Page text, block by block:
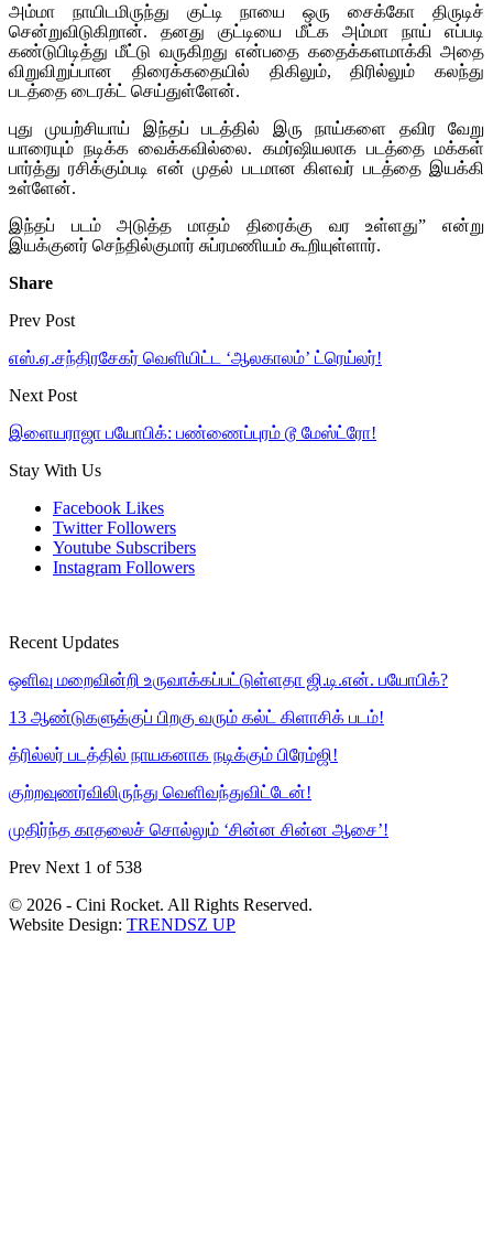
அம்மா நாயிடமிருந்து குட்டி நாயை ஒரு சைக்கோ திருடிச்
சென்றுவிடுகிறான். தனது குட்டியை மீட்க அம்மா நாய் எப்படி
கண்டுபிடித்து மீட்டு வருகிறது என்பதை கதைக்களமாக்கி அதை
விறுவிறுப்பான திரைக்கதையில் திகிலும், திரில்லும் கலந்து
படத்தை டைரக்ட் செய்துள்ளேன்.
புது முயற்சியாய் இந்தப் படத்தில் இரு நாய்களை தவிர வேறு
யாரையும் நடிக்க வைக்கவில்லை. கமர்ஷியலாக படத்தை மக்கள்
பார்த்து ரசிக்கும்படி என் முதல் படமான கிளவர் படத்தை இயக்கி
உள்ளேன்.
இந்தப் படம் அடுத்த மாதம் திரைக்கு வர உள்ளது” என்று
இயக்குனர் செந்தில்குமார் சுப்ரமணியம் கூறியுள்ளார்.
Share
Prev Post
எஸ்.ஏ.சந்திரசேகர் வெளியிட்ட ‘ஆலகாலம்’ ட்ரெய்லர்!
Next Post
இளையராஜா பயோபிக்: பண்ணைப்புரம் டூ மேஸ்ட்ரோ!
Stay With Us
Facebook Likes
Twitter Followers
Youtube Subscribers
Instagram Followers
Recent Updates
ஒளிவு மறைவின்றி உருவாக்கப்பட்டுள்ளதா ஜி.டி.என். பயோபிக்?
13 ஆண்டுகளுக்குப் பிறகு வரும் கல்ட் கிளாசிக் படம்!
த்ரில்லர் படத்தில் நாயகனாக நடிக்கும் பிரேம்ஜி!
குற்றவுணர்விலிருந்து வெளிவந்துவிட்டேன்!
முதிர்ந்த காதலைச் சொல்லும் ‘சின்ன சின்ன ஆசை’!
Prev Next 1 of 538
© 2026 - Cini Rocket. All Rights Reserved.
Website Design: TRENDSZ UP